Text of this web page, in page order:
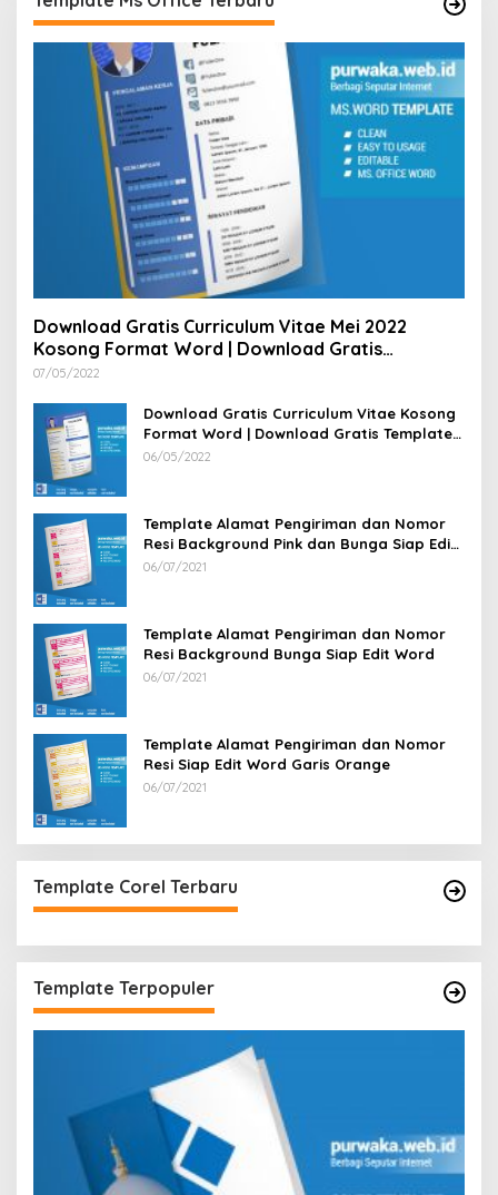
Download Gratis Curriculum Vitae Mei 2022
Kosong Format Word | Download Gratis
Template CV Lamaran Kerja Doc Bisa Diedit
07/05/2022
Download Gratis Curriculum Vitae Kosong
Format Word | Download Gratis Template
CV Lamaran Kerja Doc Mudah Diedit
06/05/2022
Template Alamat Pengiriman dan Nomor
Resi Background Pink dan Bunga Siap Edit
Word
06/07/2021
Template Alamat Pengiriman dan Nomor
Resi Background Bunga Siap Edit Word
06/07/2021
Template Alamat Pengiriman dan Nomor
Resi Siap Edit Word Garis Orange
06/07/2021
Template Corel Terbaru
Template Terpopuler